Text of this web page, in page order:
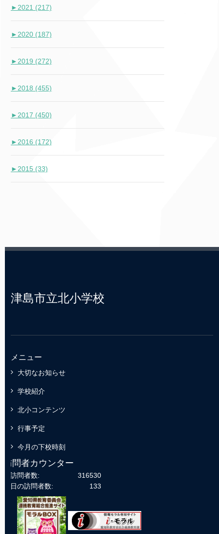
► 2021 (217)
► 2020 (187)
► 2019 (272)
► 2018 (455)
► 2017 (450)
► 2016 (172)
► 2015 (33)
津島市立北小学校
メニュー
大切なお知らせ
学校紹介
北小コンテンツ
行事予定
今月の下校時刻
訪問者カウンター
316530
総訪問者数:
133
今日の訪問者数: